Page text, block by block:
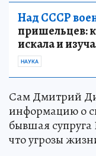
Над СССР
пришельцев:
искала и
НАУКА
Сам Дмитрий
информацию о
бывшая
что угрозы